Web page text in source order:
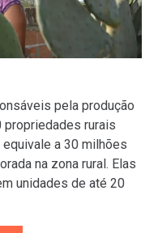
pela produção
propriedades rurais
a 30 milhões
na zona rural. Elas
unidades de até 20